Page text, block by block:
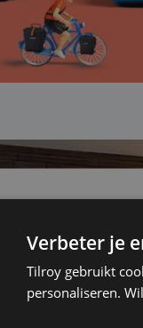
– 7 Winkels
groei en
Verbeter je
Tilroy gebruikt
personaliseren.